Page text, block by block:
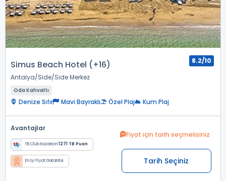
Simus Beach Hotel (+16)
Antalya Side Side Merkez
8.2/10
Oda Kahvaltı
Denize Sıfır Mavi Bayraklı Özel Plaj Kum Plaj
Avantajlar
TB Club Kazancın1271 TB Puan
En İyi Fiyat Garantisi
Fiyat için tarih seçmelisiniz
Tarih Seçiniz